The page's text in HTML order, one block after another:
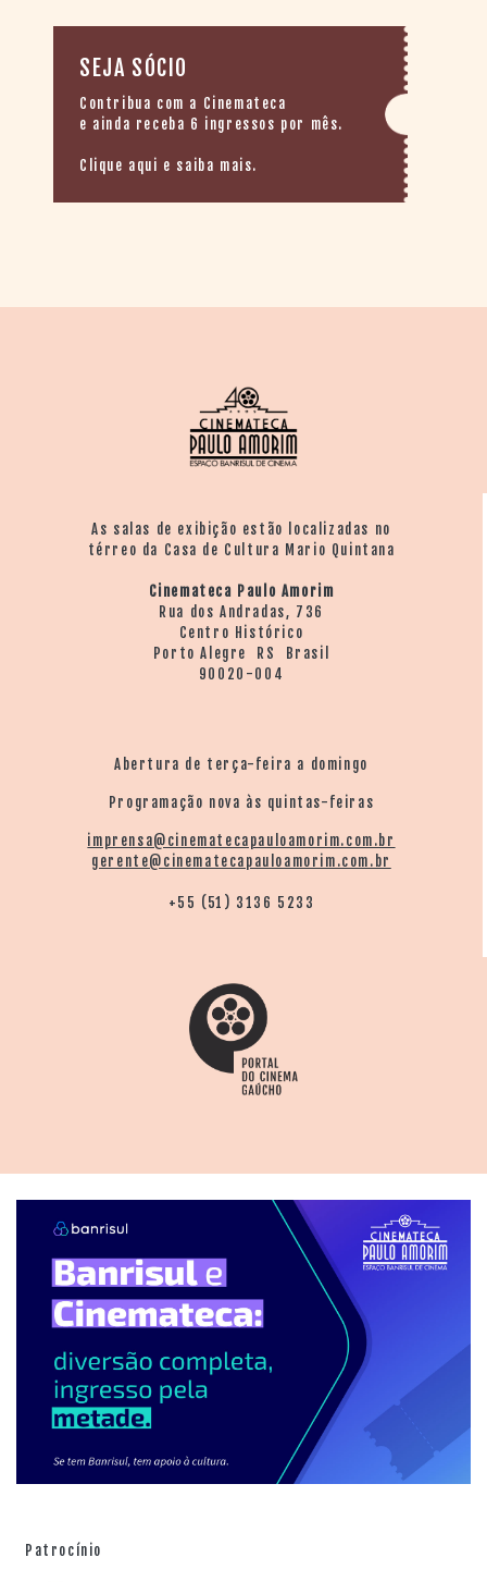
SEJA SÓCIO
Contribua com a Cinemateca
e ainda receba 6 ingressos por mês.
Clique aqui e saiba mais.
As salas de exibição estão localizadas no
térreo da Casa de Cultura Mario Quintana
Cinemateca Paulo Amorim
Rua dos Andradas, 736
Centro Histórico
Porto Alegre RS Brasil
90020-004
Abertura de terça-feira a domingo
Programação nova às quintas-feiras
imprensa@cinematecapauloamorim.com.br
gerente@cinematecapauloamorim.com.br
+55 (51) 3136 5233
Patrocínio